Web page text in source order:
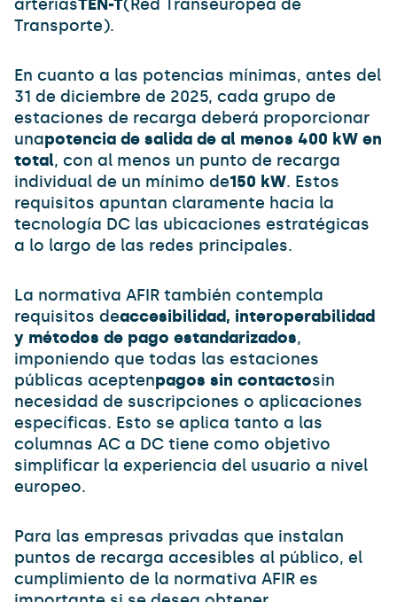
arteriasTEN-T(Red Transeuropea de
Transporte).
En cuanto a las potencias mínimas, antes del
31 de diciembre de 2025, cada grupo de
estaciones de recarga deberá proporcionar
unapotencia de salida de al menos 400 kW en
total, con al menos un punto de recarga
individual de un mínimo de150 kW. Estos
requisitos apuntan claramente hacia la
tecnología DC las ubicaciones estratégicas
a lo largo de las redes principales.
La normativa AFIR también contempla
requisitos deaccesibilidad, interoperabilidad
y métodos de pago estandarizados,
imponiendo que todas las estaciones
públicas aceptenpagos sin contactosin
necesidad de suscripciones o aplicaciones
específicas. Esto se aplica tanto a las
columnas AC a DC tiene como objetivo
simplificar la experiencia del usuario a nivel
europeo.
Para las empresas privadas que instalan
puntos de recarga accesibles al público, el
cumplimiento de la normativa AFIR es